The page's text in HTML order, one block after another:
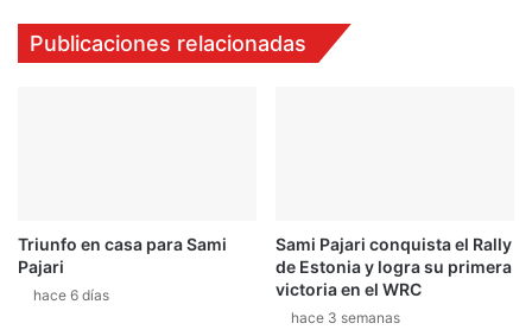
ii
Publicaciones relacionadas
Triunfo en casa para Sami
Pajari
hace 6 días
Sami Pajari conquista el Rally
de Estonia y logra su primera
victoria en el WRC
hace 3 semanas